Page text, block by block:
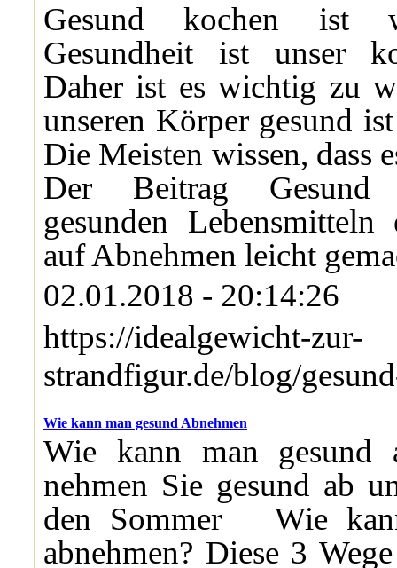
Gesund kochen ist
Gesundheit ist unser
Daher ist es wichtig zu
unseren Körper gesund
Die Meisten wissen, dass
Der Beitrag
gesunden Lebensmitteln
auf Abnehmen leicht
02.01.2018 - 20:14:26
https://idealgewicht-zur-
strandfigur.de/blog/
Wie kann man gesund Abnehmen
Wie kann man gesund
nehmen Sie gesund ab
den Sommer Wie
abnehmen? Diese 3